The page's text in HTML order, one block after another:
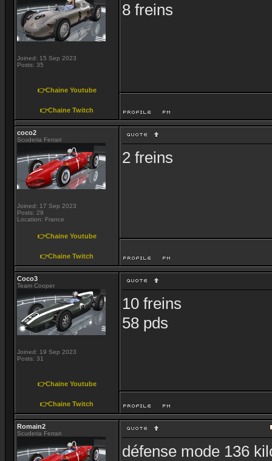
Joined: 15 Sep 2023
Posts: 35
👉Chaine Youtube
👉Chaine Twitch
8 freins
coco2
Scuderia Ferrari
Joined: 17 Sep 2023
Posts: 29
Location: France
👉Chaine Youtube
👉Chaine Twitch
2 freins
Coco3
Team Cooper
Joined: 19 Sep 2023
Posts: 31
👉Chaine Youtube
👉Chaine Twitch
10 freins
58 pds
Romain2
Scuderia Ferrari
défense mode 136